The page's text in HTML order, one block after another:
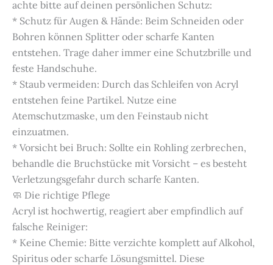
achte bitte auf deinen persönlichen Schutz:
* Schutz für Augen & Hände: Beim Schneiden oder
Bohren können Splitter oder scharfe Kanten
entstehen. Trage daher immer eine Schutzbrille und
feste Handschuhe.
* Staub vermeiden: Durch das Schleifen von Acryl
entstehen feine Partikel. Nutze eine
Atemschutzmaske, um den Feinstaub nicht
einzuatmen.
* Vorsicht bei Bruch: Sollte ein Rohling zerbrechen,
behandle die Bruchstücke mit Vorsicht – es besteht
Verletzungsgefahr durch scharfe Kanten.
🧼 Die richtige Pflege
Acryl ist hochwertig, reagiert aber empfindlich auf
falsche Reiniger:
* Keine Chemie: Bitte verzichte komplett auf Alkohol,
Spiritus oder scharfe Lösungsmittel. Diese